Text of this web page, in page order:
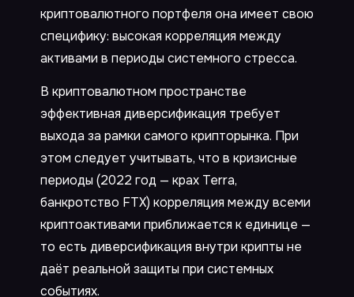
криптовалютного портфеля она имеет свою
специфику: высокая корреляция между
активами в периоды системного стресса.
В криптовалютном пространстве
эффективная диверсификация требует
выхода за рамки самого крипторынка. При
этом следует учитывать, что в кризисные
периоды (2022 год — крах Terra,
банкротство FTX) корреляция между всеми
криптоактивами приближается к единице —
то есть диверсификация внутри крипты не
даёт реальной защиты при системных
событиях.